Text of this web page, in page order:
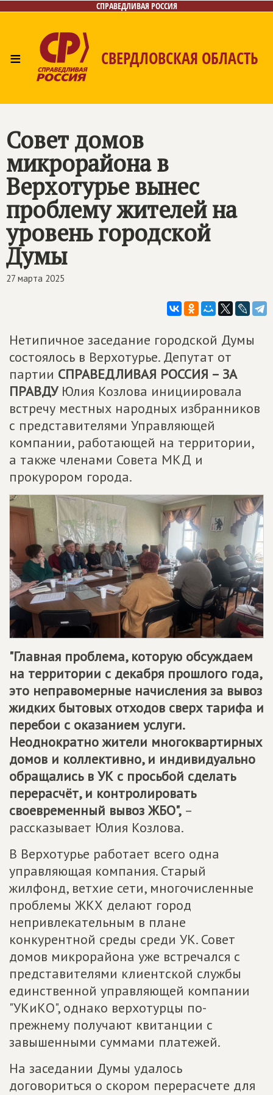
СПРАВЕДЛИВАЯ РОССИЯ
≡ СВЕРДЛОВСКАЯ ОБЛАСТЬ
Совет домов
микрорайона в
Верхотурье вынес
проблему жителей на
уровень городской
Думы
27 марта 2025
Нетипичное заседание городской Думы
состоялось в Верхотурье. Депутат от
партии СПРАВЕДЛИВАЯ РОССИЯ – ЗА
ПРАВДУЮлия Козлова инициировала
встречу местных народных избранников
с представителями Управляющей
компании, работающей на территории,
а также членами Совета МКД и
прокурором города.
"Главная проблема, которую обсуждаем
на территории с декабря прошлого года,
это неправомерные начисления за вывоз
жидких бытовых отходов сверх тарифа и
перебои с оказанием услуги.
Неоднократно жители многоквартирных
домов и коллективно, и индивидуально
обращались в УК с просьбой сделать
перерасчёт, и контролировать
своевременный вывоз ЖБО", –
рассказывает Юлия Козлова.
В Верхотурье работает всего одна
управляющая компания. Старый
жилфонд, ветхие сети, многочисленные
проблемы ЖКХ делают город
непривлекательным в плане
конкурентной среды среди УК. Совет
домов микрорайона уже встречался с
представителями клиентской службы
единственной управляющей компании
"УКиКО", однако верхотурцы по-
прежнему получают квитанции с
завышенными суммами платежей.
На заседании Думы удалось
договориться о скором перерасчете для